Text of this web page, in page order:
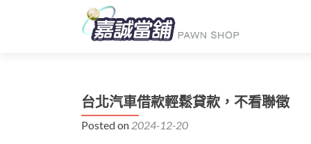
台北汽車借款輕鬆貸款，不看聯徵
Posted on 2024-12-20